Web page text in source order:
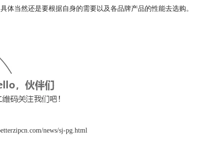
当然还是要根据自身的需要以及各品牌产品的性能去选购。
news/sj-pg.html